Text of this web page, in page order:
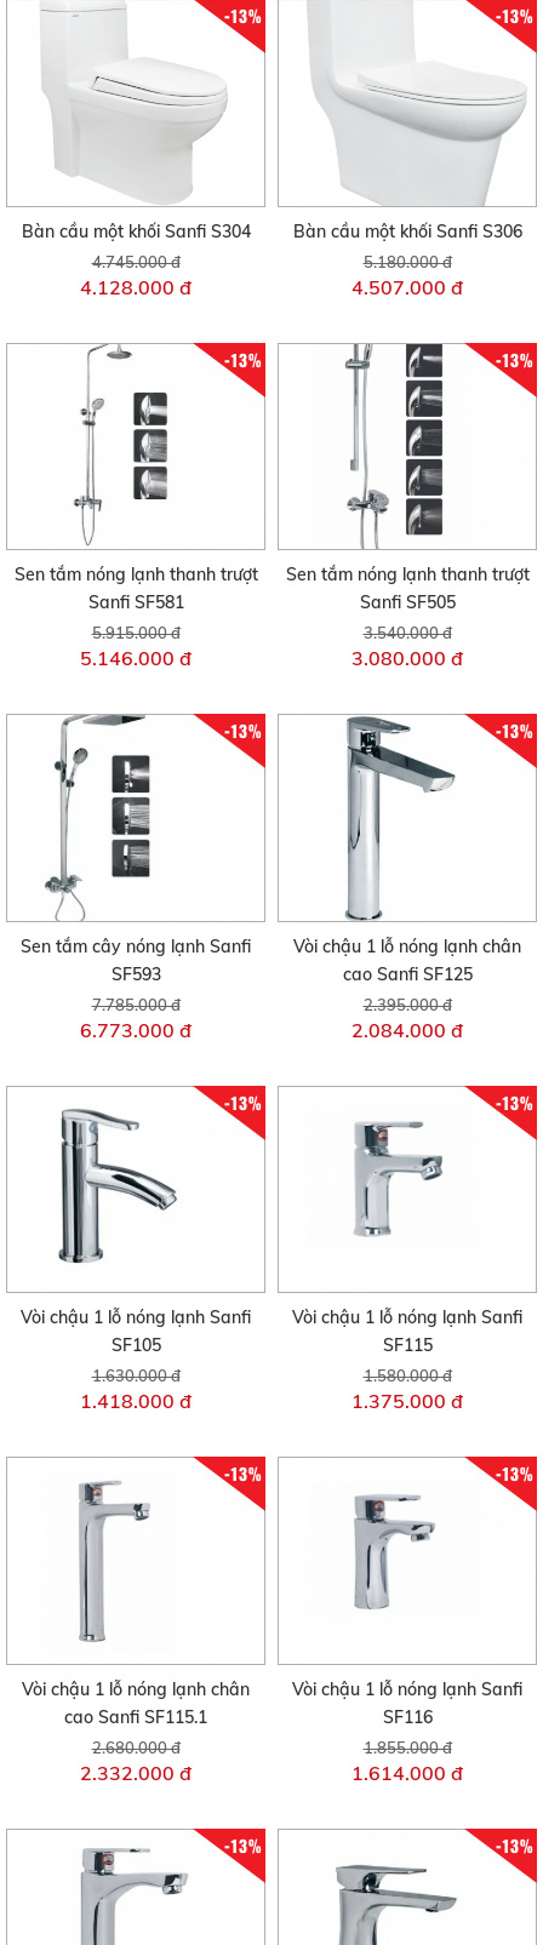
-13%
Bàn cầu một khối Sanfi S304
4.745.000 đ
4.128.000 đ
-13%
Bàn cầu một khối Sanfi S306
5.180.000 đ
4.507.000 đ
-13%
Sen tắm nóng lạnh thanh trượt
Sanfi SF581
5.915.000 đ
5.146.000 đ
-13%
Sen tắm nóng lạnh thanh trượt
Sanfi SF505
3.540.000 đ
3.080.000 đ
-13%
Sen tắm cây nóng lạnh Sanfi
SF593
7.785.000 đ
6.773.000 đ
-13%
Vòi chậu 1 lỗ nóng lạnh chân
cao Sanfi SF125
2.395.000 đ
2.084.000 đ
-13%
Vòi chậu 1 lỗ nóng lạnh Sanfi
SF105
1.630.000 đ
1.418.000 đ
-13%
Vòi chậu 1 lỗ nóng lạnh Sanfi
SF115
1.580.000 đ
1.375.000 đ
-13%
Vòi chậu 1 lỗ nóng lạnh chân
cao Sanfi SF115.1
2.680.000 đ
2.332.000 đ
-13%
Vòi chậu 1 lỗ nóng lạnh Sanfi
SF116
1.855.000 đ
1.614.000 đ
-13% -13%